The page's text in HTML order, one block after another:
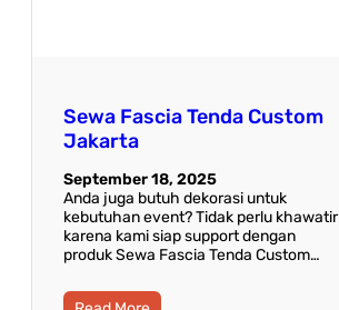
Sewa Fascia Tenda Custom
Jakarta
September 18, 2025
Anda juga butuh dekorasi untuk
kebutuhan event? Tidak perlu khawatir
karena kami siap support dengan
produk Sewa Fascia Tenda Custom…